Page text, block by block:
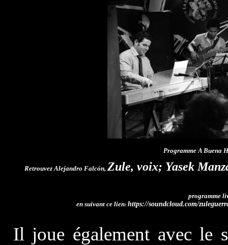
Programme A Buena
RetrouvezAlejandro Falcón, Zule, voix; Yasek
programme
en suivant ce lien: https://soundcloud.com/
Il joue également avec le